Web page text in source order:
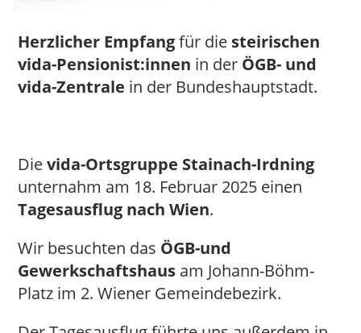
Herzlicher Empfangfür die steirischen
vida-Pensionist:innen in der ÖGB- und
vida-Zentrale in der Bundeshauptstadt.
Dievida-Ortsgruppe Stainach-Irdning
unternahm am 18. Februar 2025 einen
Tagesausflug nach Wien.
Wir besuchten das ÖGB-und
Gewerkschaftshaus am Johann-Böhm-
Platz im 2. Wiener Gemeindebezirk.